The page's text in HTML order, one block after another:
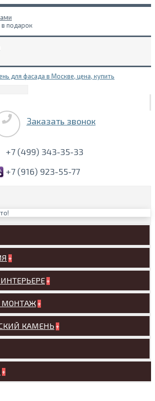
подарок
Заказать звонок
+7 (499) 343-35-33
+7 (916) 923-55-77
+
+
МОНТАЖ+
КАМЕНЬ +
+